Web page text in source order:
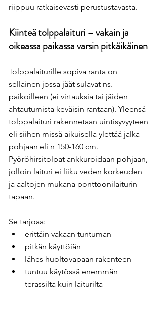
riippuu ratkaisevasti perustustavasta.
Kiinteä tolppalaituri – vakain ja
oikeassa paikassa varsin pitkäikäinen
Tolppalaiturille sopiva ranta on
sellainen jossa jäät sulavat ns.
paikoilleen (ei virtauksia tai jäiden
ahtautumista keväisin rantaan). Yleensä
tolppalaituri rakennetaan uintisyvyyteen
eli siihen missä aikuisella ylettää jalka
pohjaan eli n 150-160 cm.
Pyöröhirsitolpat ankkuroidaan pohjaan,
jolloin laituri ei liiku veden korkeuden
ja aaltojen mukana ponttoonilaiturin
tapaan.
Se tarjoaa:
erittäin vakaan tuntuman
pitkän käyttöiän
lähes huoltovapaan rakenteen
tuntuu käytössä enemmän
terassilta kuin laiturilta